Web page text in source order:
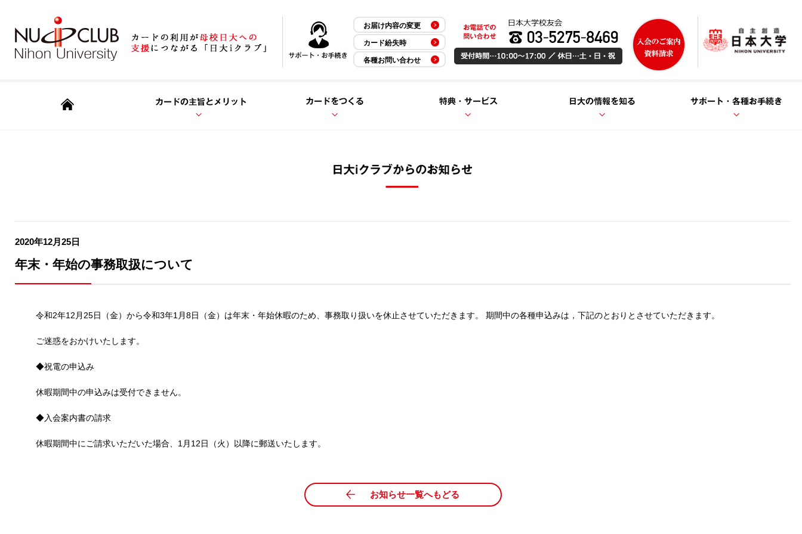
お届け内容の変更
カード紛失時
各種お問い合わせ
2020年12月25日
年末・年始の事務取扱について
令和2年12月25日（金）から令和3年1月8日（金）は年末・年始休暇のため、事務取り扱いを休止させていただきます。 期間中の各種申込みは，下記のとおりとさせていただきます。
ご迷惑をおかけいたします。
◆祝電の申込み
休暇期間中の申込みは受付できません。
◆入会案内書の請求
休暇期間中にご請求いただいた場合、1月12日（火）以降に郵送いたします。
お知らせ一覧へもどる